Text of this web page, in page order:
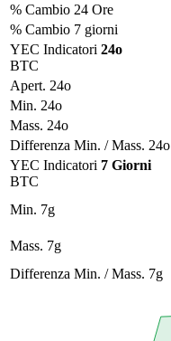
% Cambio 24 Ore
% Cambio 7 giorni
YEC Indicatori 24o
BTC
Apert. 24o
Min. 24o
Mass. 24o
Differenza Min. / Mass. 24o
YEC Indicatori 7 Giorni
BTC
Min. 7g
Mass. 7g
Differenza Min. / Mass. 7g